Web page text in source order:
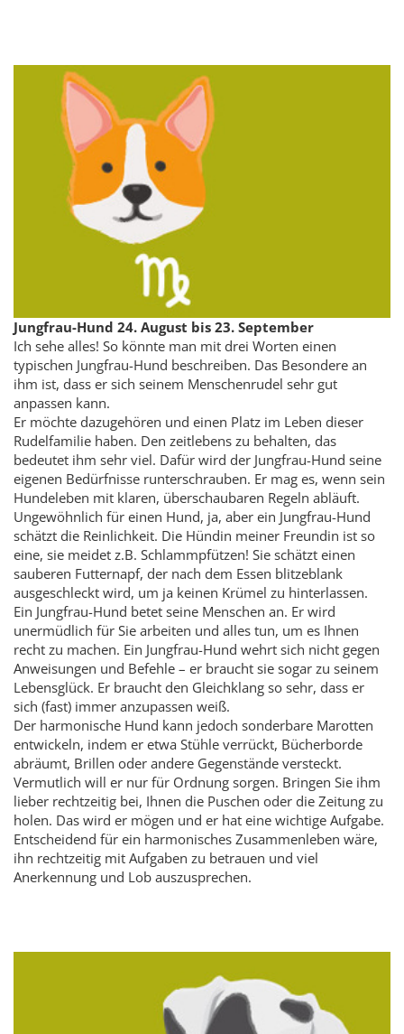
Jungfrau-Hund 24. August bis 23. September
Ich sehe alles! So könnte man mit drei Worten einen
typischen Jungfrau-Hund beschreiben. Das Besondere an
ihm ist, dass er sich seinem Menschenrudel sehr gut
anpassen kann.
Er möchte dazugehören und einen Platz im Leben dieser
Rudelfamilie haben. Den zeitlebens zu behalten, das
bedeutet ihm sehr viel. Dafür wird der Jungfrau-Hund seine
eigenen Bedürfnisse runterschrauben. Er mag es, wenn sein
Hundeleben mit klaren, überschaubaren Regeln abläuft.
Ungewöhnlich für einen Hund, ja, aber ein Jungfrau-Hund
schätzt die Reinlichkeit. Die Hündin meiner Freundin ist so
eine, sie meidet z.B. Schlammpfützen! Sie schätzt einen
sauberen Futternapf, der nach dem Essen blitzeblank
ausgeschleckt wird, um ja keinen Krümel zu hinterlassen.
Ein Jungfrau-Hund betet seine Menschen an. Er wird
unermüdlich für Sie arbeiten und alles tun, um es Ihnen
recht zu machen. Ein Jungfrau-Hund wehrt sich nicht gegen
Anweisungen und Befehle – er braucht sie sogar zu seinem
Lebensglück. Er braucht den Gleichklang so sehr, dass er
sich (fast) immer anzupassen weiß.
Der harmonische Hund kann jedoch sonderbare Marotten
entwickeln, indem er etwa Stühle verrückt, Bücherborde
abräumt, Brillen oder andere Gegenstände versteckt.
Vermutlich will er nur für Ordnung sorgen. Bringen Sie ihm
lieber rechtzeitig bei, Ihnen die Puschen oder die Zeitung zu
holen. Das wird er mögen und er hat eine wichtige Aufgabe.
Entscheidend für ein harmonisches Zusammenleben wäre,
ihn rechtzeitig mit Aufgaben zu betrauen und viel
Anerkennung und Lob auszusprechen.